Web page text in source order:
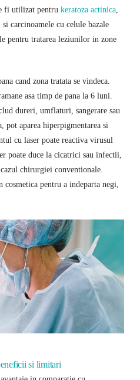
fi utilizat pentru keratoza actinica,
carcinoamele cu celule bazale
pentru tratarea leziunilor in zone
cand zona tratata se vindeca.
asa timp de pana la 6 luni.
dureri, umflaturi, sangerare sau
pot aparea hiperpigmentarea si
cu laser poate reactiva virusul
poate duce la cicatrici sau infectii,
chirurgiei conventionale.
cosmetica pentru a indeparta negi,
si limitari